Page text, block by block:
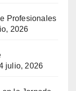
Profesionales
2026
julio, 2026